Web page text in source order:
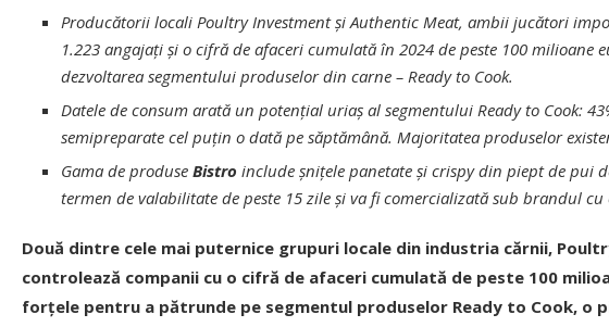
Producătorii locali Poultry Investment și Authentic Meat, ambii jucători
1.223 angajați și o cifră de afaceri cumulată în 2024 de peste 100 milioane
dezvoltarea segmentului produselor din carne – Ready to Cook.
Datele de consum arată un potențial uriaș al segmentului Ready to Cook:
semipreparate cel puțin o dată pe săptămână. Majoritatea produselor
Gama de produse Bistro include șnițele panetate și crispy din piept de pui
termen de valabilitate de peste 15 zile și va fi comercializată sub brandul
Două dintre cele mai puternice grupuri locale din industria cărnii,
controlează companii cu o cifră de afaceri cumulată de peste 100
forțele pentru a pătrunde pe segmentul produselor Ready to Cook, o